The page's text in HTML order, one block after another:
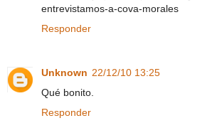
entrevistamos-a-cova-morales
Responder
Unknown 22/12/10 13:25
Qué bonito.
Responder